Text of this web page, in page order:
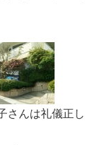
さんは礼儀正し